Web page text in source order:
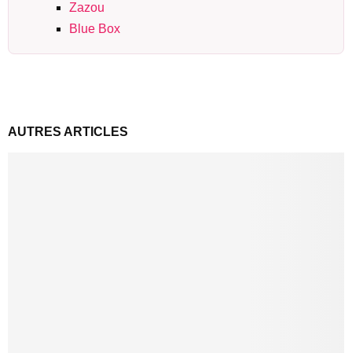
Zazou
Blue Box
AUTRES ARTICLES